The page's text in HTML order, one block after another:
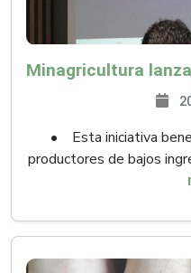
• Esta iniciativa
productores de bajos